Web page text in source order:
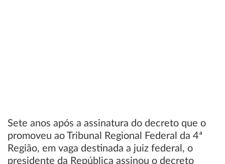
Sete anos após a assinatura do decreto que o
promoveu ao Tribunal Regional Federal da 4ª
Região, em vaga destinada a juiz federal, o
presidente da República assinou o decreto